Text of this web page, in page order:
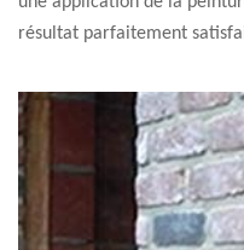
résultat parfaitement